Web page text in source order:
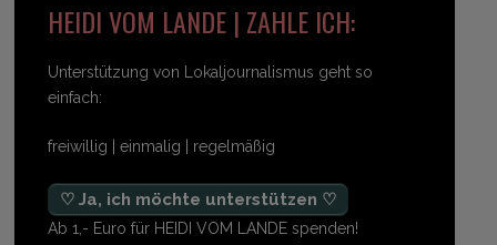
HEIDI VOM LANDE | ZAHLE ICH:
Unterstützung von Lokaljournalismus geht so
einfach:
freiwillig | einmalig | regelmäßig
♡ Ja, ich möchte unterstützen ♡
Ab 1,- Euro für HEIDI VOM LANDE spenden!